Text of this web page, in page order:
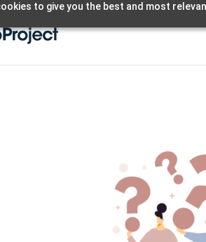
to give you the best and most